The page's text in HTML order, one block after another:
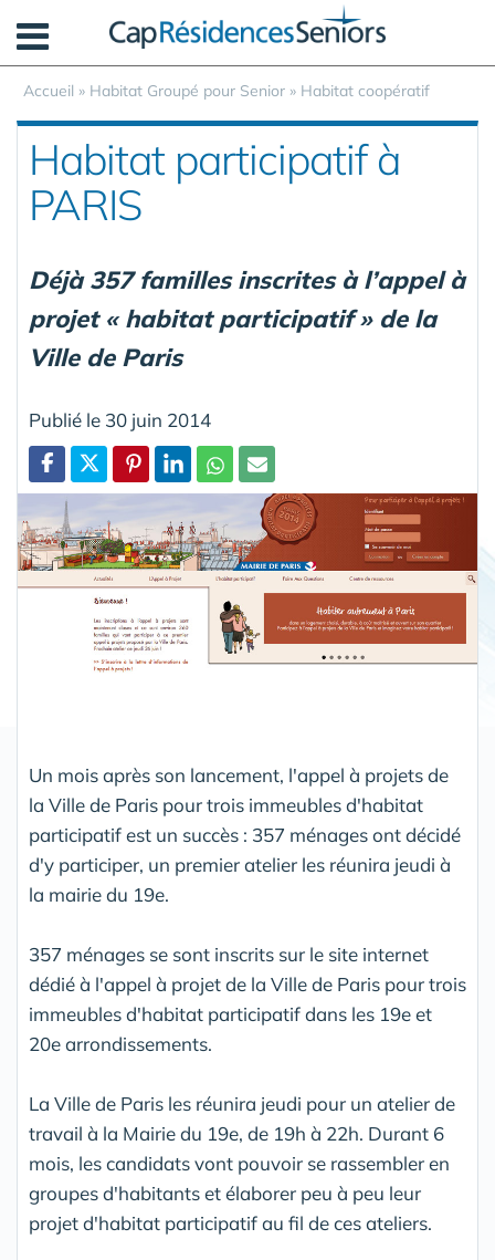
Accueil » Habitat Groupé pour Senior » Habitat coopératif
Habitat participatif à
PARIS
Déjà 357 familles inscrites à l’appel à
projet « habitat participatif » de la
Ville de Paris
Publié le 30 juin 2014
Partager
Un mois après son lancement, l'appel à projets de
la Ville de Paris pour trois immeubles d'habitat
participatif est un succès : 357 ménages ont décidé
d'y participer, un premier atelier les réunira jeudi à
la mairie du 19e.
357 ménages se sont inscrits sur le site internet
dédié à l'appel à projet de la Ville de Paris pour trois
immeubles d'habitat participatif dans les 19e et
20e arrondissements.
La Ville de Paris les réunira jeudi pour un atelier de
travail à la Mairie du 19e, de 19h à 22h. Durant 6
mois, les candidats vont pouvoir se rassembler en
groupes d'habitants et élaborer peu à peu leur
projet d'habitat participatif au fil de ces ateliers.
Panneau de gestion des cookies